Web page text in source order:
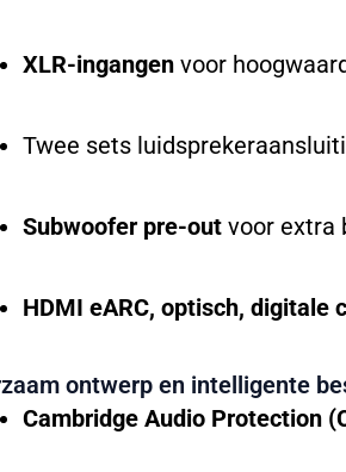
XLR-ingangen voor
Twee sets
Subwoofer pre-out voor extra
HDMI eARC, optisch, digitale
ontwerp en intelligente
Cambridge Audio Protection